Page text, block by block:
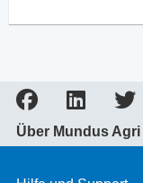
Über Mundus Agri